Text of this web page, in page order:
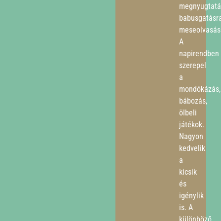
A
napirendben
szerepel
a
mondókázás,
bábozás,
ölbeli
játékok.
Nagyon
kedvelik
a
kicsik
és
igénylik
is. A